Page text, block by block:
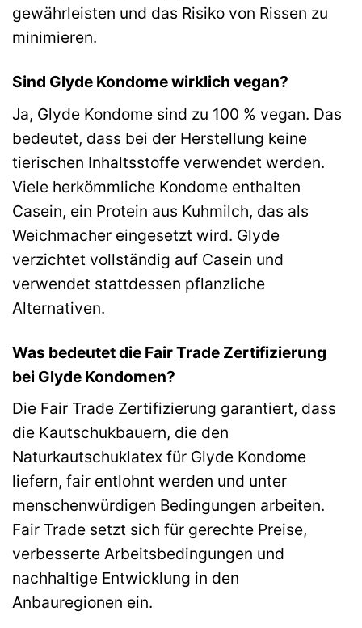
gewährleisten und das Risiko von Rissen zu
minimieren.
Sind Glyde Kondome wirklich vegan?
Ja, Glyde Kondome sind zu 100 % vegan. Das
bedeutet, dass bei der Herstellung keine
tierischen Inhaltsstoffe verwendet werden.
Viele herkömmliche Kondome enthalten
Casein, ein Protein aus Kuhmilch, das als
Weichmacher eingesetzt wird. Glyde
verzichtet vollständig auf Casein und
verwendet stattdessen pflanzliche
Alternativen.
Was bedeutet die Fair Trade Zertifizierung
bei Glyde Kondomen?
Die Fair Trade Zertifizierung garantiert, dass
die Kautschukbauern, die den
Naturkautschuklatex für Glyde Kondome
liefern, fair entlohnt werden und unter
menschenwürdigen Bedingungen arbeiten.
Fair Trade setzt sich für gerechte Preise,
verbesserte Arbeitsbedingungen und
nachhaltige Entwicklung in den
Anbauregionen ein.